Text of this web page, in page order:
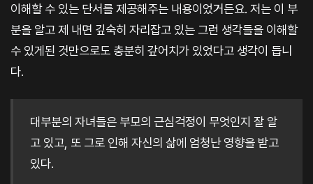
이해할 수 있는 단서를 제공해주는 내용이었거든요. 저는 이 부
분을 알고 제 내면 깊숙히 자리잡고 있는 그런 생각들을 이해할
수 있게된 것만으로도 충분히 갚어치가 있었다고 생각이 듭니
다.
대부분의 자녀들은 부모의 근심걱정이 무엇인지 잘 알
고 있고, 또 그로 인해 자신의 삶에 엄청난 영향을 받고
있다.